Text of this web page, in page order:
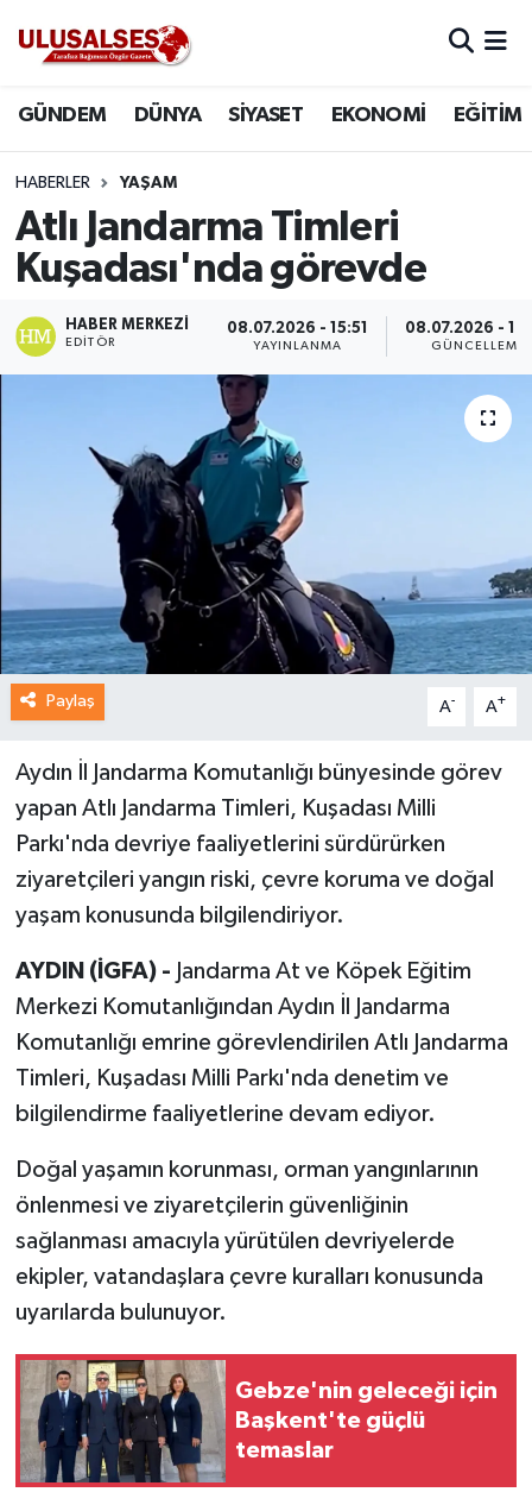
GÜNDEM DÜNYA SİYASET EKONOMİ EĞİTİM
HABERLER YAŞAM
Atlı Jandarma Timleri
Kuşadası'nda görevde
HABER MERKEZI
EDITÖR
08.07.2026 - 15:51
YAYINLANMA
08.07.2026 -
GÜNCELLEME
Paylaş A- A+
Aydın İl Jandarma Komutanlığı bünyesinde görev
yapan Atlı Jandarma Timleri, Kuşadası Milli
Parkı'nda devriye faaliyetlerini sürdürürken
ziyaretçileri yangın riski, çevre koruma ve doğal
yaşam konusunda bilgilendiriyor.
AYDIN (İGFA) - Jandarma At ve Köpek Eğitim
Merkezi Komutanlığından Aydın İl Jandarma
Komutanlığı emrine görevlendirilen Atlı Jandarma
Timleri, Kuşadası Milli Parkı'nda denetim ve
bilgilendirme faaliyetlerine devam ediyor.
Doğal yaşamın korunması, orman yangınlarının
önlenmesi ve ziyaretçilerin güvenliğinin
sağlanması amacıyla yürütülen devriyelerde
ekipler, vatandaşlara çevre kuralları konusunda
uyarılarda bulunuyor.
Gebze'nin geleceği için
Başkent'te güçlü
temaslar
DÜNYA
SİYASET
EKONOMİ
EĞİTİM
MAGAZİN
SPOR
Trafik Durumu
Süper Lig Puan Durumu ve Fikstür
Tüm Manşetler
Son Dakika Haberleri